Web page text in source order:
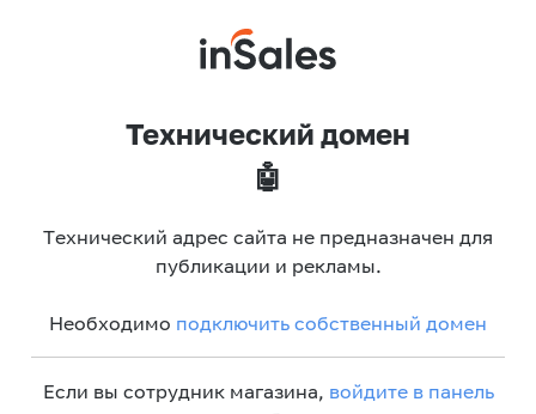
Технический домен
🤖
Технический адрес сайта не предназначен для
публикации и рекламы.
Необходимо подключить собственный домен
Если вы сотрудник магазина, войдите в панель